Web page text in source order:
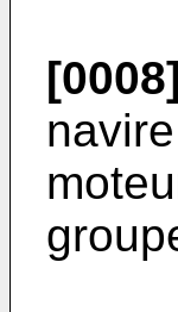
[0008]